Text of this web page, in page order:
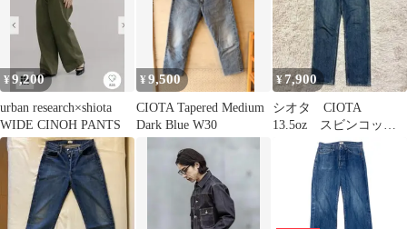
¥9,200
urban research×shiota
WIDE CINOH PANTS
¥9,500
CIOTA Tapered Medium
Dark Blue W30
¥7,900
シオタ CIOTA
13.5oz スビンコット
ン デニムパンツ ジ
ーンズ 26